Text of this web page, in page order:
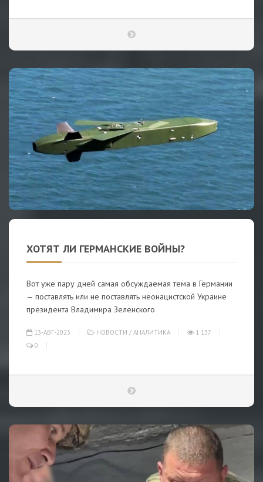
ХОТЯТ ЛИ ГЕРМАНСКИЕ ВОЙНЫ?
Вот уже пару дней самая обсуждаемая тема в Германии
— поставлять или не поставлять неонацистской Украине
президента Владимира Зеленского
13-АВГ-2023 НОВОСТИ / АНАЛИТИКА
1 137
0